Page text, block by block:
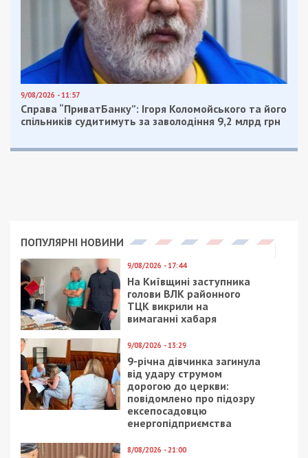
9/08/2026 - 11:57
Справа “ПриватБанку”: Ігоря Коломойського та його
спільників судитимуть за заволодіння 9,2 млрд грн
ПОПУЛЯРНІ НОВИНИ
9/08/2026 - 17:44
На Київщині заступника
голови ВЛК районного
ТЦК викрили на
вимаганні хабаря
9/08/2026 - 13:29
9-річна дівчинка загинула
від удару струмом
дорогою до церкви:
повідомлено про підозру
ексепосадовцю
енергопідприємства
8/08/2026 - 21:00